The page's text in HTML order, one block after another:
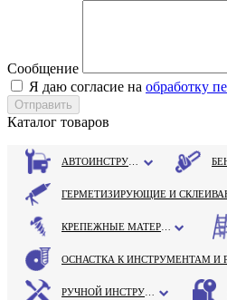
Сообщение
Я даю согласие на обработку
Каталог товаров